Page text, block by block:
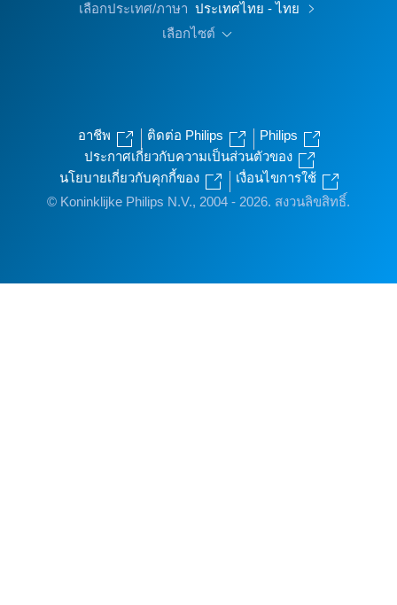
เลือกประเทศ/ภาษา ประเทศไทย - ไทย
เลือกไซต์
อาชีพ ติดต่อ Philips
Philips
ประกาศเกี่ยวกับความเป็นส่วนตัวของ
นโยบายเกี่ยวกับคุกกี้ของ
เงื่อนไขการใช้
© Koninklijke Philips N.V., 2004 - 2026. สงวนลิขสิทธิ์.